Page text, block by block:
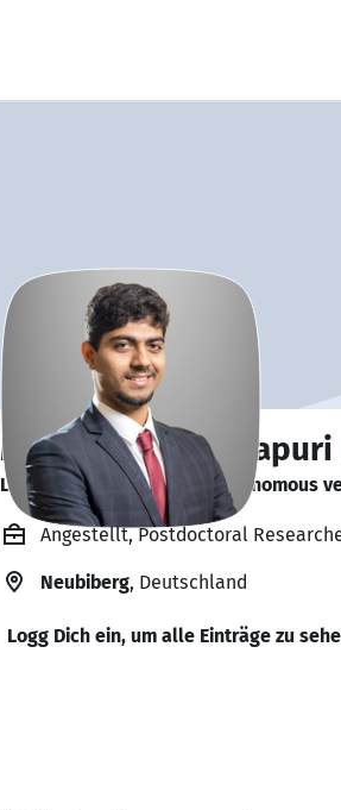
Mahathi Bhargavapuri
Looking to contribute to autonomous
Angestellt, Postdoctoral
Neubiberg, Deutschland
Logg Dich ein, um alle Einträge zu